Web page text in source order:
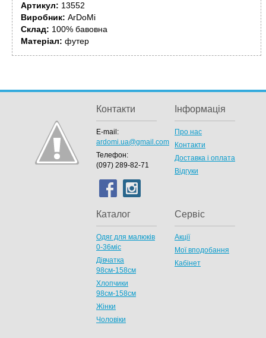
Артикул: 13552
Виробник: ArDoMi
Склад: 100% бавовна
Матеріал: футер
Контакти
E-mail:
ardomi.ua@gmail.com
Телефон:
(097) 289-82-71
Інформація
Про нас
Контакти
Доставка і оплата
Відгуки
Каталог
Одяг для малюків
0-36міс
Дівчатка
98cм-158см
Хлопчики
98см-158см
Жінки
Чоловіки
Сервіс
Акції
Мої вподобання
Кабінет